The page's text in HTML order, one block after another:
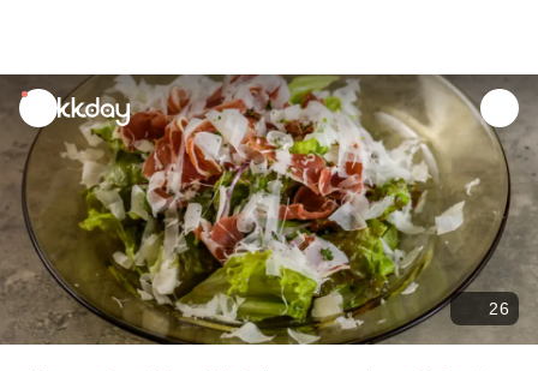
unread
notifications
26